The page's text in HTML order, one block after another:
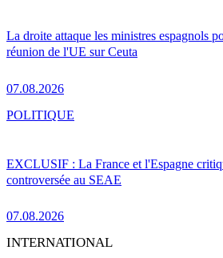
La droite attaque les ministres espagnols
réunion de l'UE sur Ceuta
07.08.2026
EXCLUSIF : La France et l'Espagne
controversée au SEAE
07.08.2026
POLITIQUE
INTERNATIONAL